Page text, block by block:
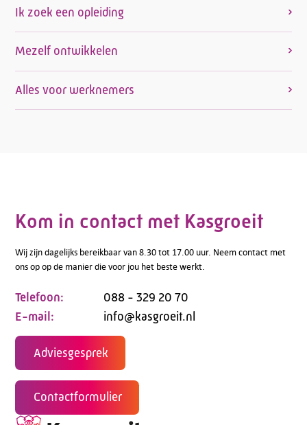
Ik zoek een opleiding
Mezelf ontwikkelen
Alles voor werknemers
Kom in contact met Kasgroeit
Wij zijn dagelijks bereikbaar van 8.30 tot 17.00 uur. Neem contact met
ons op op de manier die voor jou het beste werkt.
Telefoon:
088 - 329 20 70
E-mail:
info@kasgroeit.nl
Adviesgesprek
Contactformulier